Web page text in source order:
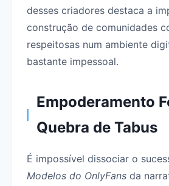
desses criadores destaca a
construção de comunidades
respeitosas num ambiente
bastante impessoal.
Empoderamento
Quebra de Tabus
É impossível dissociar o
Modelos do OnlyFans da